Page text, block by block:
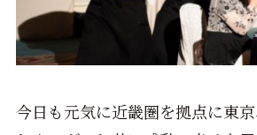
今日も元気に近畿圏を拠点に東